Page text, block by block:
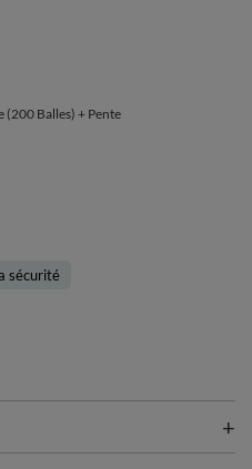
(200 Balles) + Pente
sécurité